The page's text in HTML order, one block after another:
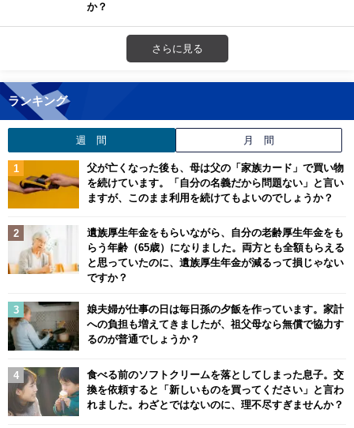
か？
さらに見る
ランキング
週 間 月 間
父が亡くなった後も、母は父の「家族カード」で買い物
を続けています。「自分の名義だから問題ない」と言い
ますが、このまま利用を続けてもよいのでしょうか？
遺族厚生年金をもらいながら、自分の老齢厚生年金をも
らう年齢（65歳）になりました。両方とも全額もらえる
と思っていたのに、遺族厚生年金が減るって損じゃない
ですか？
娘夫婦が仕事の日は毎日孫の夕飯を作っています。家計
への負担も増えてきましたが、祖父母なら無償で協力す
るのが普通でしょうか？
食べる前のソフトクリームを落としてしまった息子。交
換を依頼すると「新しいものを買ってください」と言わ
れました。わざとではないのに、理不尽すぎませんか？